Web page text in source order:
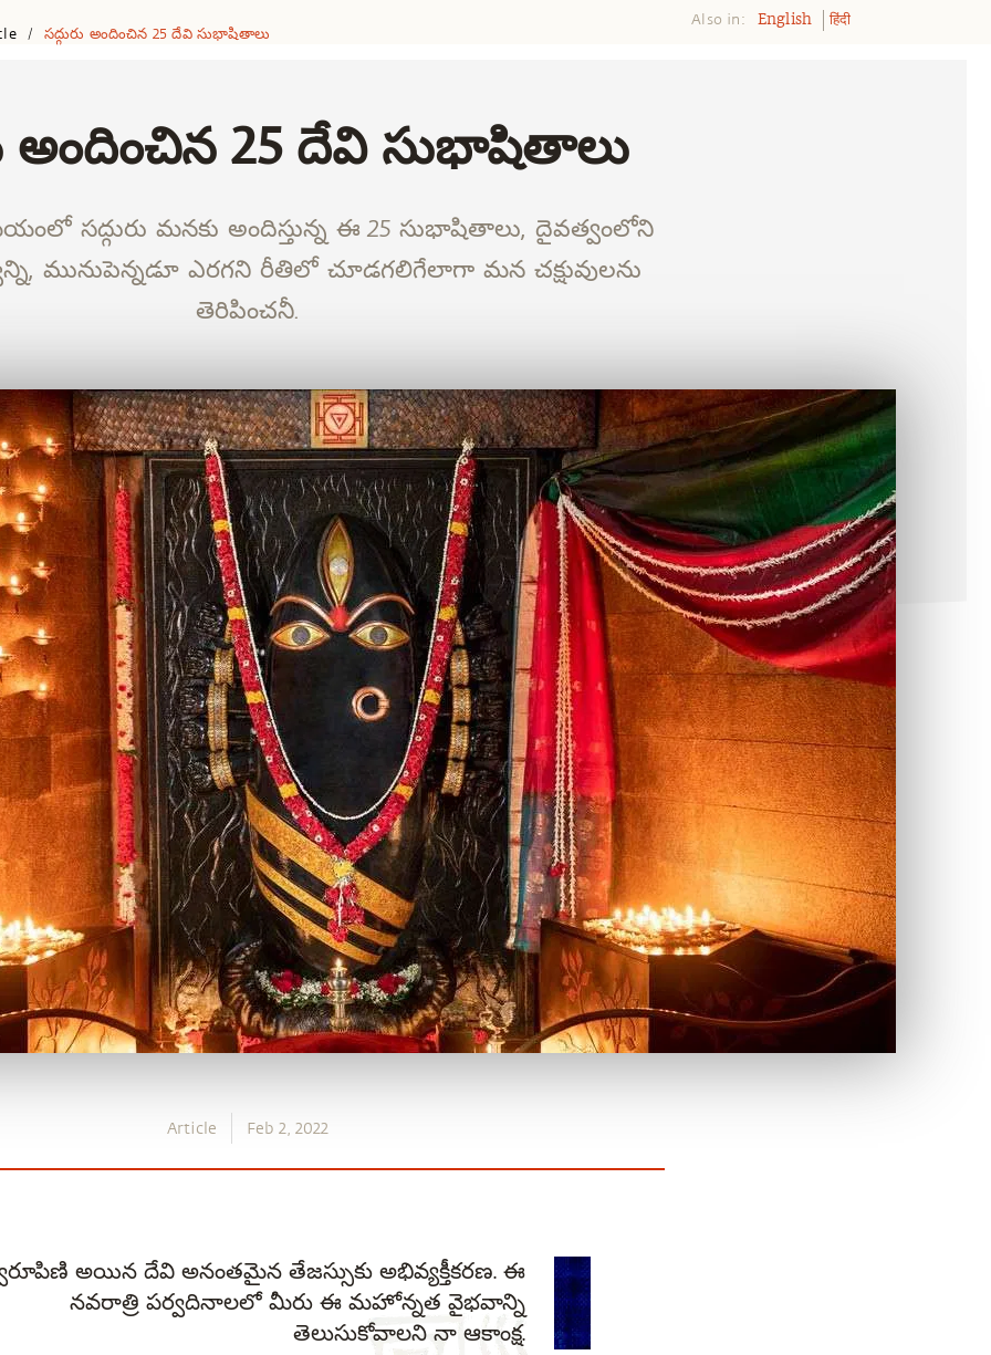
/ సద్గురు అందించిన 25 దేవి సుభాషితాలు
Also in: English हिंदी
అందించిన 25 దేవి సుభాషితాలు
సద్గురు మనకు అందిస్తున్న ఈ 25 సుభాషితాలు, దైవత్వంలోని
మునుపెన్నడూ ఎరగని రీతిలో చూడగలిగేలాగా మన చక్షువులను
తెరిపించనీ.
Article Feb 2, 2022
స్వరూపిణి అయిన దేవి అనంతమైన తేజస్సుకు అభివ్యక్తీకరణ. ఈ
నవరాత్రి పర్వదినాలలో మీరు ఈ మహోన్నత వైభవాన్ని
తెలుసుకోవాలని నా ఆకాంక్ష.